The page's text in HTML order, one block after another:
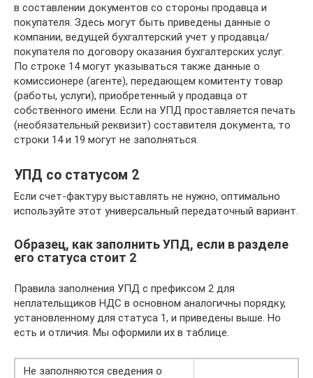
в составлении документов со стороны продавца и
покупателя. Здесь могут быть приведены данные о
компании, ведущей бухгалтерский учет у продавца/
покупателя по договору оказания бухгалтерских услуг.
По строке 14 могут указываться также данные о
комиссионере (агенте), передающем комитенту товар
(работы, услуги), приобретенный у продавца от
собственного имени. Если на УПД проставляется печать
(необязательный реквизит) составителя документа, то
строки 14 и 19 могут не заполняться.
УПД со статусом 2
Если счет-фактуру выставлять не нужно, оптимально
используйте этот универсальный передаточный вариант.
Образец, как заполнить УПД, если в разделе
его статуса стоит 2
Правила заполнения УПД с префиксом 2 для
неплательщиков НДС в основном аналогичны порядку,
установленному для статуса 1, и приведены выше. Но
есть и отличия. Мы оформили их в таблице.
Не заполняются сведения о